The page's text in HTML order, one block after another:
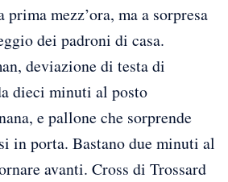
mezz’ora, ma a sorpresa
dei padroni di casa.
deviazione di testa di
dieci minuti al posto
e pallone che sorprende
in porta. Bastano due minuti al
avanti. Cross di Trossard